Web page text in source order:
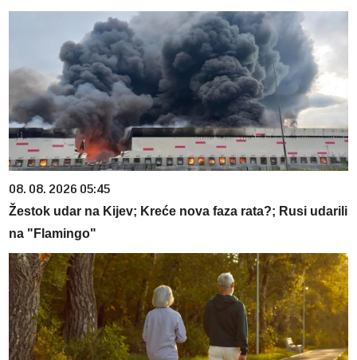
08. 08. 2026 05:45
Žestok udar na Kijev; Kreće nova faza rata?; Rusi udarili
na "Flamingo"